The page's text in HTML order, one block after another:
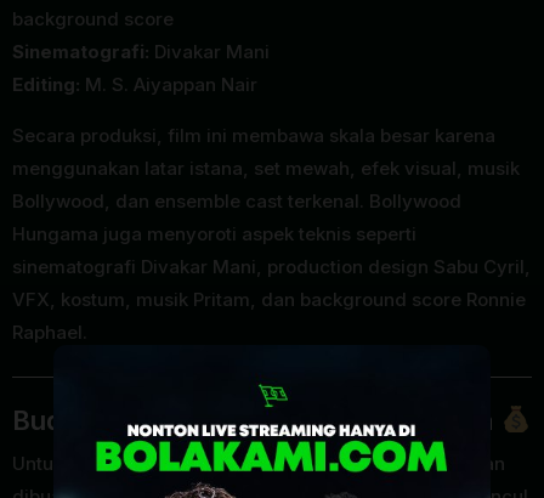
background score
Sinematografi: Divakar Mani
Editing: M. S. Aiyappan Nair
Secara produksi, film ini membawa skala besar karena
menggunakan latar istana, set mewah, efek visual, musik
Bollywood, dan ensemble cast terkenal. Bollywood
Hungama juga menyoroti aspek teknis seperti
sinematografi Divakar Mani, production design Sabu Cyril,
VFX, kostum, musik Pritam, dan background score Ronnie
Raphael.
Budget dan Box Office Bhooth Bangla
Untuk urusan biaya produksi,Bhooth Bangladilaporkan